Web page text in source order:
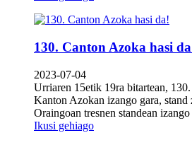
130. Canton Azoka hasi
2023-07-04
Urriaren 15etik 19ra bitartean,
Kanton Azokan izango gara, stand
Oraingoan tresnen standean
Ikusi gehiago